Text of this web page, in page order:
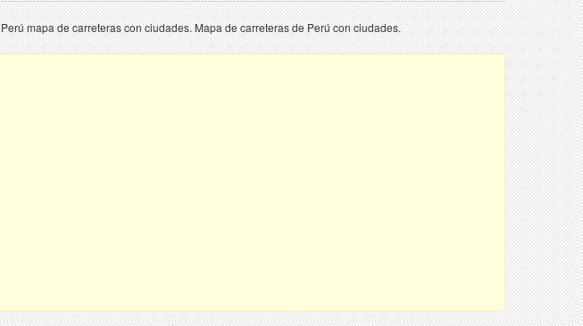
Perú mapa de carreteras con ciudades. Mapa de carreteras de Perú con ciudades.